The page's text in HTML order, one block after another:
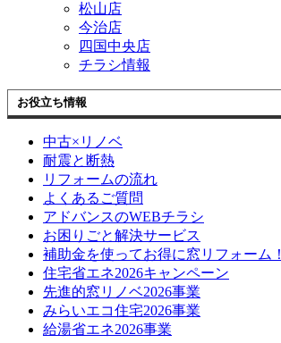
松山店
今治店
四国中央店
チラシ情報
お役立ち情報
中古×リノベ
耐震と断熱
リフォームの流れ
よくあるご質問
アドバンスのWEBチラシ
お困りごと解決サービス
補助金を使ってお得に窓リフォーム！
住宅省エネ2026キャンペーン
先進的窓リノベ2026事業
みらいエコ住宅2026事業
給湯省エネ2026事業